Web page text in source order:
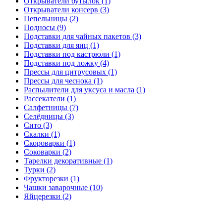
Открыватели консерв (3)
Пепельницы (2)
Подносы (9)
Подставки для чайных пакетов (3)
Подставки для яиц (1)
Подставки под кастрюли (1)
Подставки под ложку (4)
Прессы для цитрусовых (1)
Прессы для чеснока (1)
Распылители для уксуса и масла (1)
Рассекатели (1)
Салфетницы (7)
Селёдницы (3)
Сито (3)
Скалки (1)
Скороварки (1)
Соковарки (2)
Тарелки декоративные (1)
Турки (2)
Фрукторезки (1)
Чашки заварочные (10)
Яйцерезки (2)